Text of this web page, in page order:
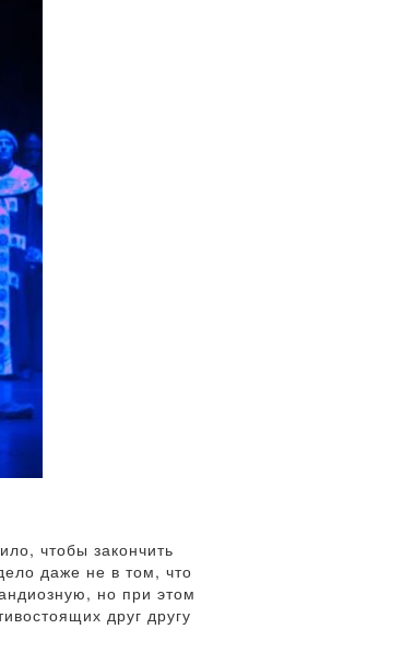
чтобы закончить
даже не в том, что
но при этом
друг другу